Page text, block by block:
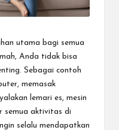
utama bagi semua
Anda tidak bisa
Sebagai contoh
memasak
lemari es, mesin
semua aktivitas di
selalu mendapatkan